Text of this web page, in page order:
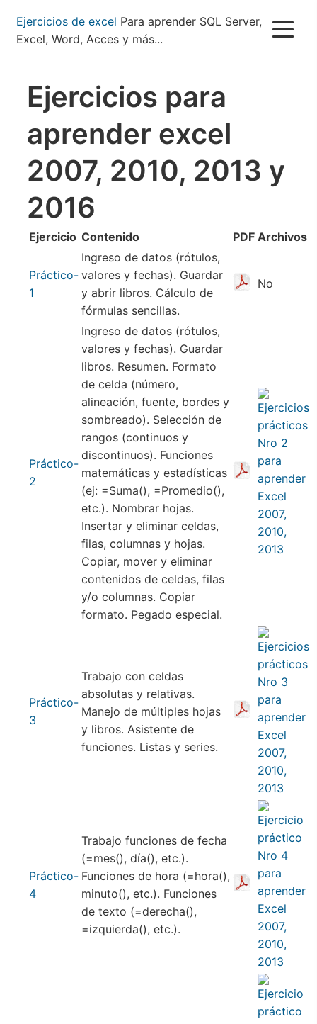
Pasar
contenido
Ejercicios de excel Para aprender SQL Server,
Excel, Word, Acces y más...
Ejercicios para
aprender excel
2007, 2010, 2013 y
2016
Ejercicio Contenido PDF Archivos
Práctico-
1
Ingreso de datos (rótulos,
valores y fechas). Guardar
y abrir libros. Cálculo de
fórmulas sencillas.
No
Práctico-
2
Ingreso de datos (rótulos,
valores y fechas). Guardar
libros. Resumen. Formato
de celda (número,
alineación, fuente, bordes y
sombreado). Selección de
rangos (continuos y
discontinuos). Funciones
matemáticas y estadísticas
(ej: =Suma(), =Promedio(),
etc.). Nombrar hojas.
Insertar y eliminar celdas,
filas, columnas y hojas.
Copiar, mover y eliminar
contenidos de celdas, filas
y/o columnas. Copiar
formato. Pegado especial.
Práctico-
3
Trabajo con celdas
absolutas y relativas.
Manejo de múltiples hojas
y libros. Asistente de
funciones. Listas y series.
Práctico-
4
Trabajo funciones de fecha
(=mes(), día(), etc.).
Funciones de hora (=hora(),
minuto(), etc.). Funciones
de texto (=derecha(),
=izquierda(), etc.).